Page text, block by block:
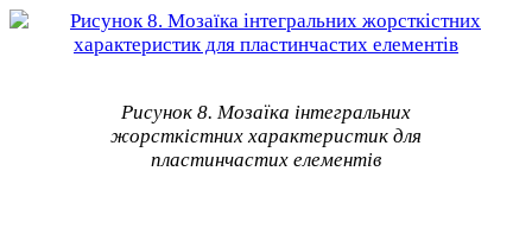
Рисунок 8. Мозаїка інтегральних
жорсткістних характеристик для
пластинчастих елементів